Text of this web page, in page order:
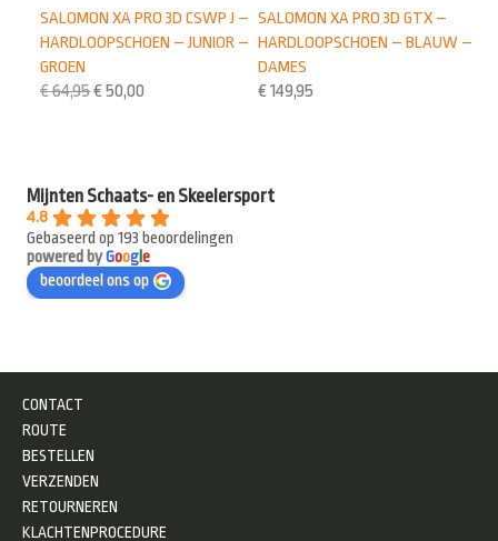
SALOMON XA PRO 3D GTX –
HARDLOOPSCHOEN – BLAUW –
DAMES
€ 149,95
SALOMON XA PRO 3D CSWP J –
HARDLOOPSCHOEN – JUNIOR –
GROEN
€64,95€ 50,00
Mijnten Schaats- en Skeelersport
4.8
Gebaseerd op 193 beoordelingen
powered byGooge
beoordeel ons op
CONTACT
ROUTE
BESTELLEN
VERZENDEN
RETOURNEREN
KLACHTENPROCEDURE